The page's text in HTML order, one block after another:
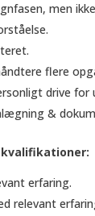
men
flere
drive for
&
erfaring.
relevant